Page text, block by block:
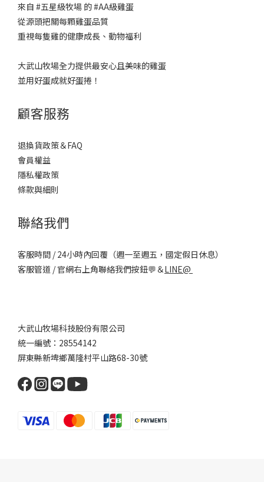
來自 #五星級牧場 的 #AA級雞蛋 ​
從源頭把關每顆雞蛋品質​
重視每隻雞的健康成長、動物福利​
大武山牧場全力提供最安心且美味的雞蛋
並用好蛋成就好蛋捲！
顧客服務
退換貨政策＆FAQ
會員權益
隱私權政策
條款與細則
聯絡我們
客服時間 / 24小時內回覆（週一至週五，國定假日休息）
客服管道 / 官網右上角聯絡我們按鈕💬＆LINE@
大武山牧場科技股份有限公司
統一編號：28554142
屏東縣新埤鄉萬隆村平山路68-30號